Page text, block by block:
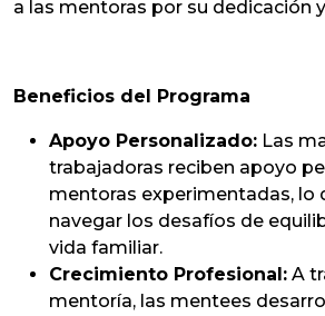
a las mentoras por su dedicación
Beneficios del Programa
Apoyo Personalizado: Las
trabajadoras reciben apoyo
mentoras experimentadas, lo
navegar los desafíos de
vida familiar.
Crecimiento Profesional: A
mentoría, las mentees